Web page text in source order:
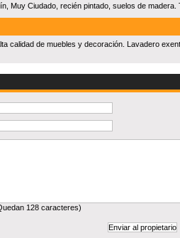
Muy Ciudado, recién pintado, suelos de madera.
calidad de muebles y decoración. Lavadero
128 caracteres)